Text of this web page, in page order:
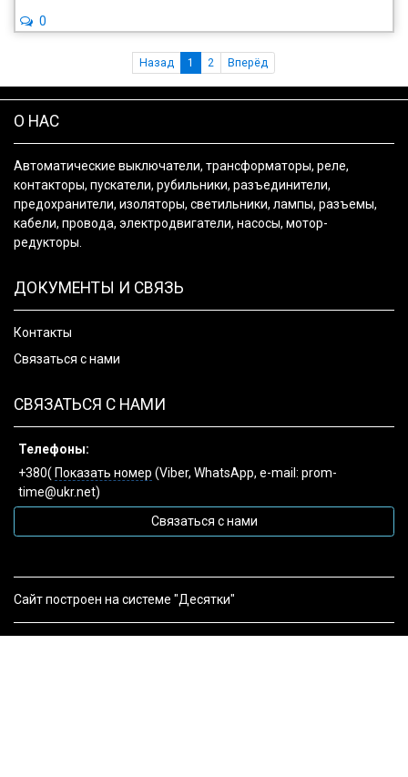
0
Назад 1 2 Вперёд
О НАС
Автоматические выключатели, трансформаторы, реле,
контакторы, пускатели, рубильники, разъединители,
предохранители, изоляторы, светильники, лампы, разъемы,
кабели, провода, электродвигатели, насосы, мотор-
редукторы.
ДОКУМЕНТЫ И СВЯЗЬ
Контакты
Связаться с нами
СВЯЗАТЬСЯ С НАМИ
Телефоны:
+380( Показать номер (Viber, WhatsApp, e-mail: prom-
time@ukr.net)
Связаться с нами
Сайт построен на системе "Десятки"